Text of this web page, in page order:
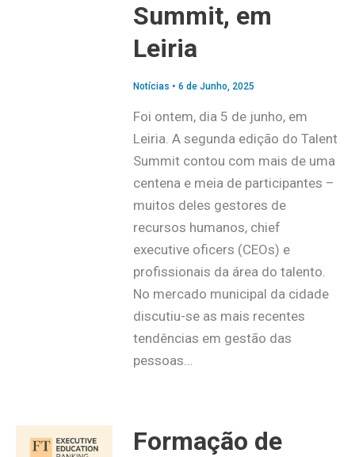
Summit, em
Leiria
Notícias • 6 de Junho, 2025
Foi ontem, dia 5 de junho, em
Leiria. A segunda edição do Talent
Summit contou com mais de uma
centena e meia de participantes –
muitos deles gestores de
recursos humanos, chief
executive oficers (CEOs) e
profissionais da área do talento.
No mercado municipal da cidade
discutiu-se as mais recentes
tendências em gestão das
pessoas…
Formação de